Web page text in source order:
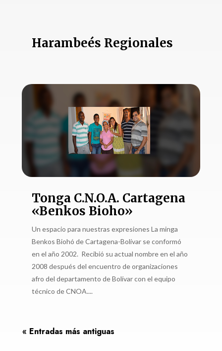
Harambeés Regionales
Tonga C.N.O.A. Cartagena
«Benkos Bioho»
Un espacio para nuestras expresiones La minga
Benkos Biohó de Cartagena-Bolívar se conformó
en el año 2002. Recibió su actual nombre en el año
2008 después del encuentro de organizaciones
afro del departamento de Bolívar con el equipo
técnico de CNOA....
« Entradas más antiguas